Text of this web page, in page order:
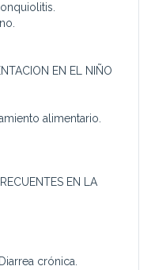
EN EL NIÑO
alimentario.
EN LA
crónica.